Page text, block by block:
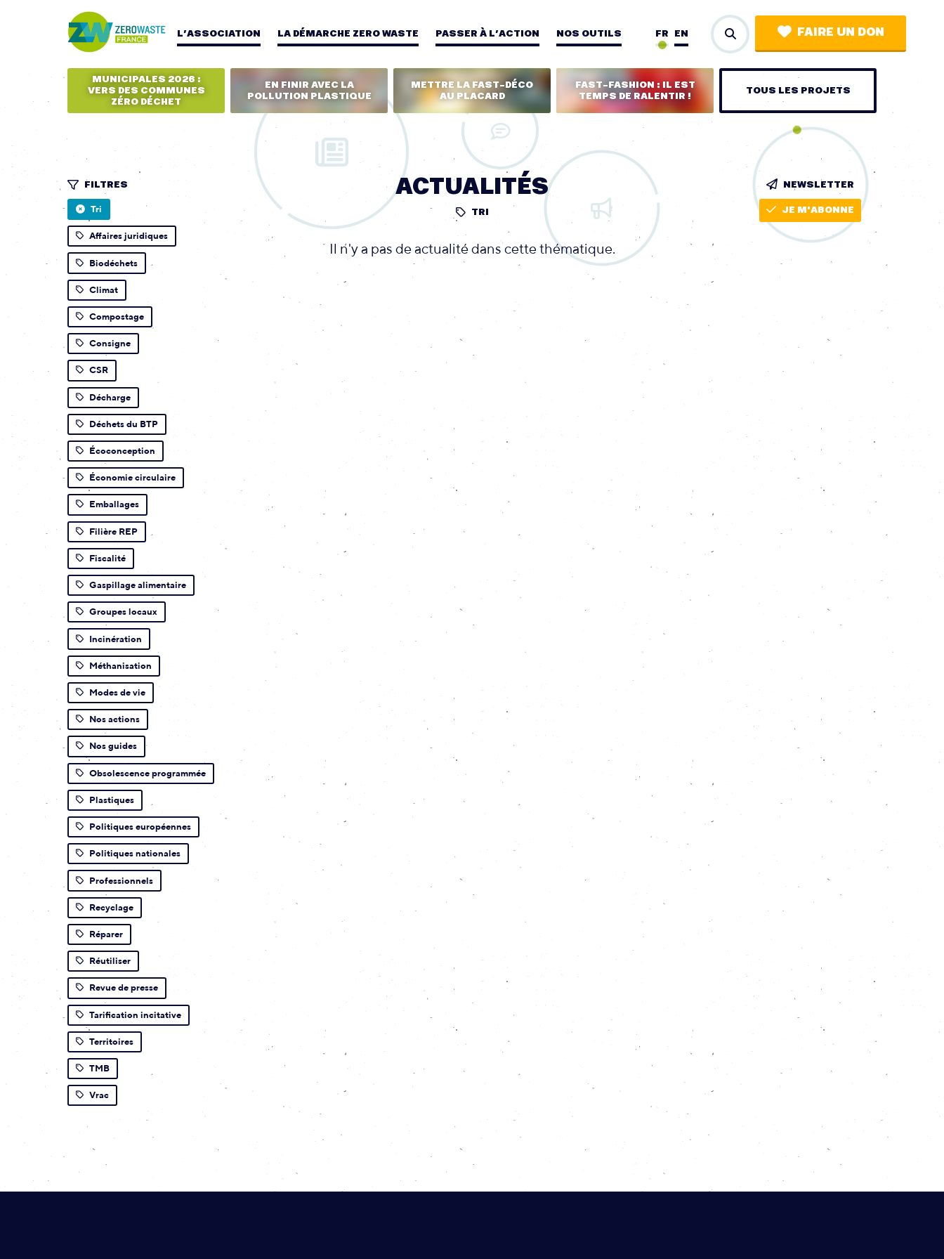
L’ASSOCIATION LA DÉMARCHE ZERO WASTE PASSER À L’ACTION NOS OUTILS EN
FR FAIRE UN DON
MUNICIPALES 2026 :
VERS DES COMMUNES
ZÉRO DÉCHET
EN FINIR AVEC LA
POLLUTION PLASTIQUE
METTRE LA FAST-DÉCO
AU PLACARD
FAST-FASHION : IL EST
TEMPS DE RALENTIR !
TOUS LES PROJETS
FILTRES
Tri
Affaires juridiques
Biodéchets
Climat
Compostage
Consigne
CSR
Décharge
Déchets du BTP
Écoconception
Économie circulaire
Emballages
Filière REP
Fiscalité
Gaspillage alimentaire
Groupes locaux
Incinération
Méthanisation
Modes de vie
Nos actions
Nos guides
Obsolescence programmée
Plastiques
Politiques européennes
Politiques nationales
Professionnels
Recyclage
Réparer
Réutiliser
Revue de presse
Tarification incitative
Territoires
TMB
Vrac
ACTUALITÉS
TRI
Il n'y a pas de actualité dans cette thématique.
NEWSLETTER
JE M'ABONNE